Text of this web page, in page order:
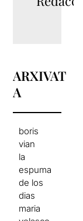
ARXIVAT
A
boris
vian
la
espuma
de los
dias
maria